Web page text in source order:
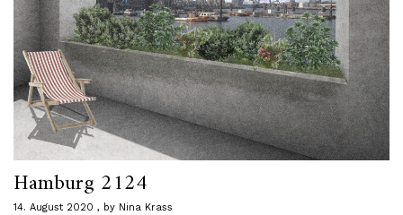
Hamburg 2124
14. August 2020 by Nina Krass